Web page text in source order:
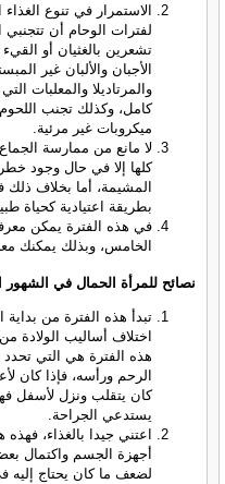
الاستمرار في تنوع
لفترات الوحام أن
تشعرين بالغثيان أو
الأجبان والألبان غير
والمرتاديلا والمعلبات
كامل، وكذلك تجنب
ميكروبات غير مرئية.
لا مانع من ممارسة
كلها إلا في حال وجود
المشيمة، أما بخلاف ذلك
بطريقة اعتيادية كحياة
في هذه الفترة يمكن
الخامس، وبذلك يمكنك
نصائح للمرأة الحمال في الشهور
تبدأ هذه الفترة من
اختلاف أساليب الولادة
هذه الفترة هي التي
الرحم ورأسه، فإذا كان
كان يتقلب ونزل لأسفل
يستدعي الجراحة.
اعتني جيدا بالغذاء،
أجهزة الجسم واكتمال
لضعف ما كان يحتاج إليه